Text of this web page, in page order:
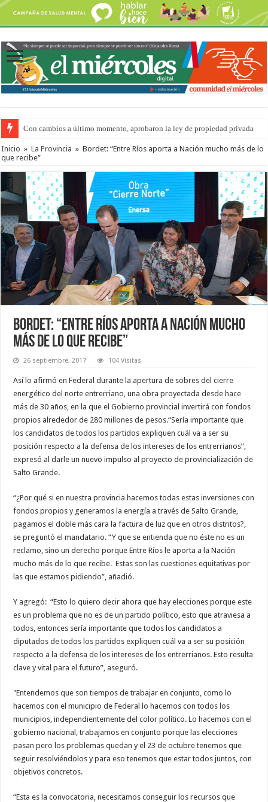
Del viernes 7 al domingo 9 de agosto: la agenda ¿A dónde ir? para este
Inicio » La Provincia » Bordet: “Entre Ríos aporta a Nación mucho más de lo
que recibe”
Bordet: “Entre Ríos aporta a Nación mucho
más de lo que recibe”
26 septiembre, 2017 104 Visitas
Así lo afirmó en Federal durante la apertura de sobres del cierre
energético del norte entrerriano, una obra proyectada desde hace
más de 30 años, en la que el Gobierno provincial invertirá con fondos
propios alrededor de 280 millones de pesos.“Sería importante que
los candidatos de todos los partidos expliquen cuál va a ser su
posición respecto a la defensa de los intereses de los entrerrianos”,
expresó al darle un nuevo impulso al proyecto de provincialización de
Salto Grande.
“¿Por qué si en nuestra provincia hacemos todas estas inversiones con
fondos propios y generamos la energía a través de Salto Grande,
pagamos el doble más cara la factura de luz que en otros distritos?,
se preguntó el mandatario. “Y que se entienda que no éste no es un
reclamo, sino un derecho porque Entre Ríos le aporta a la Nación
mucho más de lo que recibe. Estas son las cuestiones equitativas por
las que estamos pidiendo”, añadió.
Y agregó: “Esto lo quiero decir ahora que hay elecciones porque este
es un problema que no es de un partido político, esto que atraviesa a
todos, entonces sería importante que todos los candidatos a
diputados de todos los partidos expliquen cuál va a ser su posición
respecto a la defensa de los intereses de los entrerrianos. Esto resulta
clave y vital para el futuro”, aseguró.
"Entendemos que son tiempos de trabajar en conjunto, como lo
hacemos con el municipio de Federal lo hacemos con todos los
municipios, independientemente del color político. Lo hacemos con el
gobierno nacional, trabajamos en conjunto porque las elecciones
pasan pero los problemas quedan y el 23 de octubre tenemos que
seguir resolviéndolos y para eso tenemos que estar todos juntos, con
objetivos concretos.
“Esta es la convocatoria, necesitamos conseguir los recursos que